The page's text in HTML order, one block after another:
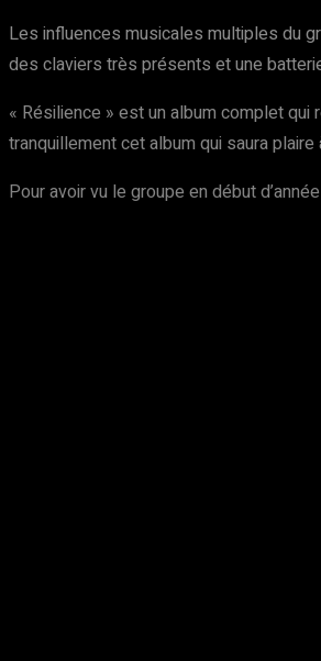
Les influences musicales multiples du
des claviers très présents et une
« Résilience » est un album complet
tranquillement cet album qui saura
Pour avoir vu le groupe en début